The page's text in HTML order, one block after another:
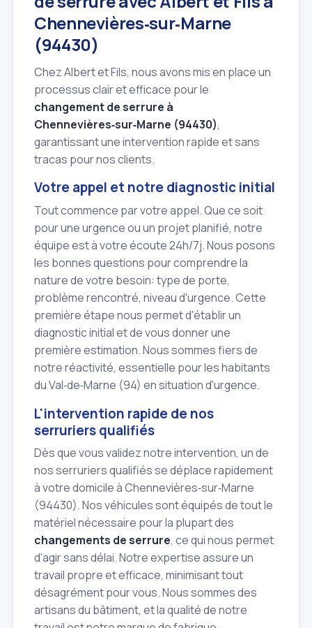
Chennevières‑sur‑Marne
(94430)
Chez Albert et Fils, nous avons mis en place un
processus clair et efficace pour le
changement de serrure à
Chennevières‑sur‑Marne (94430),
garantissant une intervention rapide et sans
tracas pour nos clients.
Votre appel et notre diagnostic initial
Tout commence par votre appel. Que ce soit
pour une urgence ou un projet planifié, notre
équipe est à votre écoute 24h/7j. Nous posons
les bonnes questions pour comprendre la
nature de votre besoin: type de porte,
problème rencontré, niveau d'urgence. Cette
première étape nous permet d'établir un
diagnostic initial et de vous donner une
première estimation. Nous sommes fiers de
notre réactivité, essentielle pour les habitants
du Val‑de‑Marne (94) en situation d'urgence.
L'intervention rapide de nos
serruriers qualifiés
Dès que vous validez notre intervention, un de
nos serruriers qualifiés se déplace rapidement
à votre domicile à Chennevières‑sur‑Marne
(94430). Nos véhicules sont équipés de tout le
matériel nécessaire pour la plupart des
changements de serrure, ce qui nous permet
d'agir sans délai. Notre expertise assure un
travail propre et efficace, minimisant tout
désagrément pour vous. Nous sommes des
artisans du bâtiment, et la qualité de notre